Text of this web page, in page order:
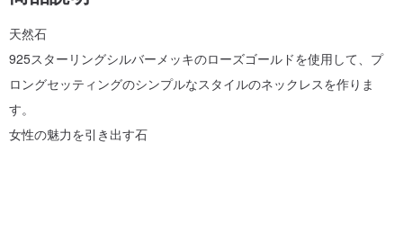
天然石
925スターリングシルバーメッキのローズゴールドを使用して、プ
ロングセッティングのシンプルなスタイルのネックレスを作りま
す。
女性の魅力を引き出す石